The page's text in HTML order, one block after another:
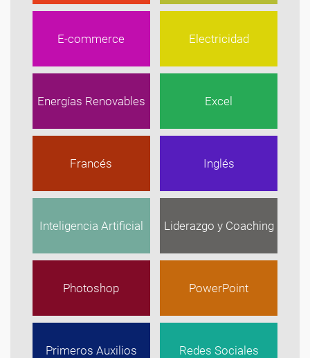
E-commerce Electricidad
Energías Renovables Excel
Francés Inglés
Inteligencia Artificial Liderazgo y Coaching
Photoshop PowerPoint
Primeros Auxilios Redes Sociales